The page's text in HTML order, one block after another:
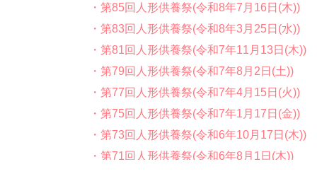
・第85回人形供養祭(令和8年7月16日(木))
・第83回人形供養祭(令和8年3月25日(水))
・第81回人形供養祭(令和7年11月13日(木))
・第79回人形供養祭(令和7年8月2日(土))
・第77回人形供養祭(令和7年4月15日(火))
・第75回人形供養祭(令和7年1月17日(金))
・第73回人形供養祭(令和6年10月17日(木))
・第71回人形供養祭(令和6年8月1日(木))